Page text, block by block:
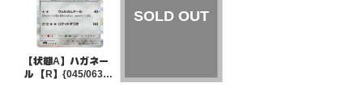
【状態A】ハガネー
ル 【R】{045/063}